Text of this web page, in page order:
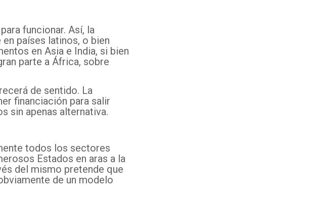
funcionar. Así, la
países latinos, o bien
en Asia e India, si bien
parte a África, sobre
de sentido. La
financiación para salir
sin apenas alternativa.
todos los sectores
Estados en aras a la
del mismo pretende que
de un modelo